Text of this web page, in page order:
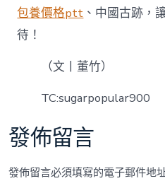
包養價格ptt 、中國古跡，
待！
（文丨董竹）
TC:sugarpopular900
發佈留言
發佈留言必須填寫的電子郵件地